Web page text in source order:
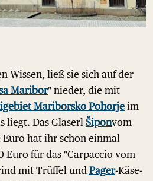
Wissen, ließ sie sich auf der
Maribor" nieder, die mit
Mariborsko Pohorje im
liegt. Das Glaserl Šiponvom
hat ihr schon einmal
Euro für das "Carpaccio vom
mit Trüffel und Pager-Käse-